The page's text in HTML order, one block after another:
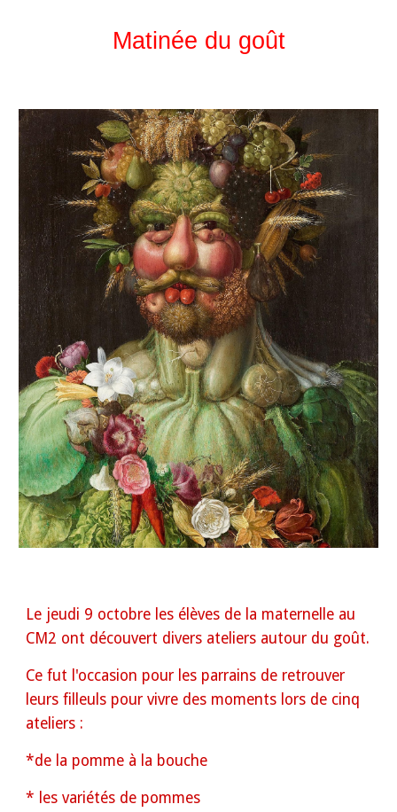
Matinée du goût
Le jeudi 9 octobre les élèves de la maternelle au
CM2 ont découvert divers ateliers autour du goût.
Ce fut l'occasion pour l es parrains de retrouver
leurs filleuls pourvivre des moments lors de cinq
ateliers :
*de la pomme à la bouche
* les variétés de pommes